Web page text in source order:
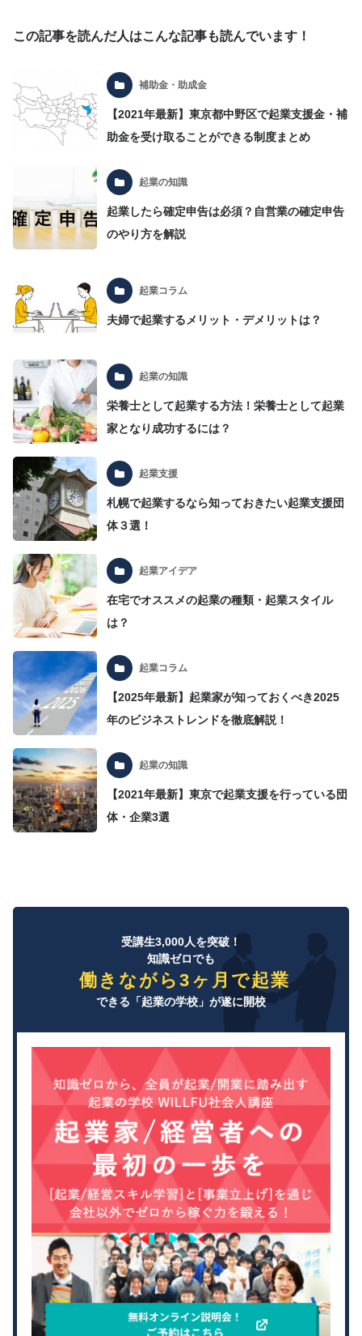
この記事を読んだ人はこんな記事も読んでいます！
補助金・助成金
【2021年最新】東京都中野区で起業支援金・補
助金を受け取ることができる制度まとめ
起業の知識
起業したら確定申告は必須？自営業の確定申告
のやり方を解説
起業コラム
夫婦で起業するメリット・デメリットは？
起業の知識
栄養士として起業する方法！栄養士として起業
家となり成功するには？
起業支援
札幌で起業するなら知っておきたい起業支援団
体３選！
起業アイデア
在宅でオススメの起業の種類・起業スタイル
は？
起業コラム
【2025年最新】起業家が知っておくべき2025
年のビジネストレンドを徹底解説！
起業の知識
【2021年最新】東京で起業支援を行っている団
体・企業3選
受講生3,000人を突破！
知識ゼロでも
働きながら3ヶ月で起業
できる「起業の学校」が遂に開校